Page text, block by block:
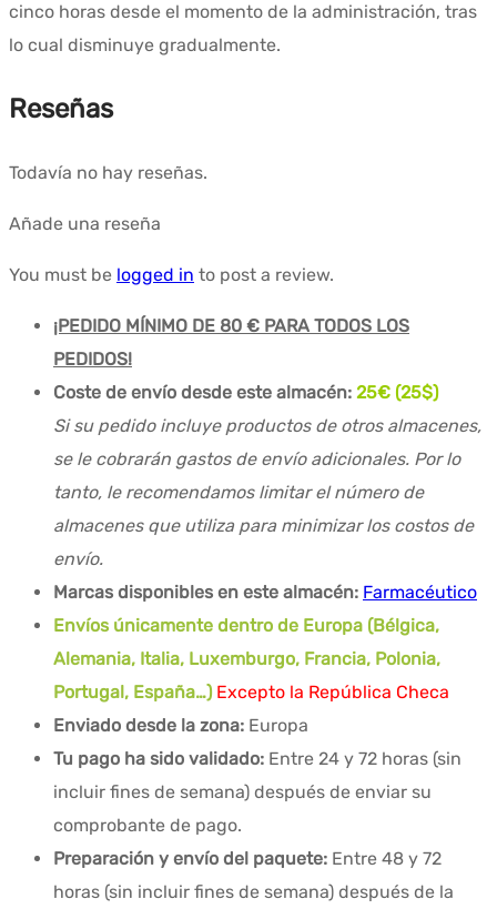
cinco horas desde el momento de la administración, tras
lo cual disminuye gradualmente.
Reseñas
Todavía no hay reseñas.
Añade una reseña
You must be logged in to post a review.
¡PEDIDO MÍNIMO DE 80 € PARA TODOS LOS
PEDIDOS!
Coste de envío desde este almacén: 25€ (25$)
Si su pedido incluye productos de otros almacenes,
se le cobrarán gastos de envío adicionales. Por lo
tanto, le recomendamos limitar el número de
almacenes que utiliza para minimizar los costos de
envío.
Marcas disponibles en este almacén: Farmacéutico
Envíos únicamente dentro de Europa (Bélgica,
Alemania, Italia, Luxemburgo, Francia, Polonia,
Portugal, España…) Excepto la República Checa
Enviado desde la zona: Europa
Tu pago ha sido validado: Entre 24 y 72 horas (sin
incluir fines de semana) después de enviar su
comprobante de pago.
Preparación y envío del paquete: Entre 48 y 72
horas (sin incluir fines de semana) después de la